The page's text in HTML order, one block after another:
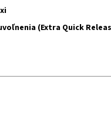
(Extra Quick